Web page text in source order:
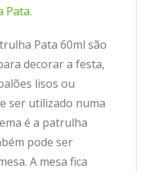
Pata.
Pata 60ml são
decorar a festa,
lisos ou
ser utilizado numa
é a patrulha
pode ser
A mesa fica